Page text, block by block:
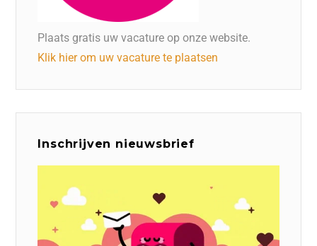
Plaats gratis uw vacature op onze website.
Klik hier om uw vacature te plaatsen
Inschrijven nieuwsbrief